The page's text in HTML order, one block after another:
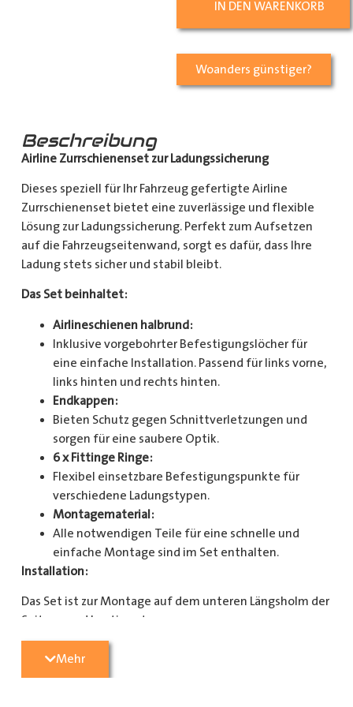
IN DEN WARENKORB
Woanders günstiger?
Beschreibung
Airline Zurrschienenset zur Ladungssicherung
Dieses speziell für Ihr Fahrzeug gefertigte Airline
Zurrschienenset bietet eine zuverlässige und flexible
Lösung zur Ladungssicherung. Perfekt zum Aufsetzen
auf die Fahrzeugseitenwand, sorgt es dafür, dass Ihre
Ladung stets sicher und stabil bleibt.
Das Set beinhaltet:
Airlineschienen halbrund:
Inklusive vorgebohrter Befestigungslöcher für
eine einfache Installation. Passend für links vorne,
links hinten und rechts hinten.
Endkappen:
Bieten Schutz gegen Schnittverletzungen und
sorgen für eine saubere Optik.
6 x Fittinge Ringe:
Flexibel einsetzbare Befestigungspunkte für
verschiedene Ladungstypen.
Montagematerial:
Alle notwendigen Teile für eine schnelle und
einfache Montage sind im Set enthalten.
Installation:
Das Set ist zur Montage auf dem unteren Längsholm der
Seitenwand bestimmt.
Mit diesem Zurrschienenset verbessern Sie die
Mehr